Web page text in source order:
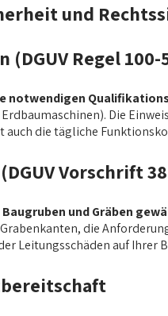
und
Regel 100-
notwendigen
Die
auch die tägliche
Vorschrift
und Gräben
die
Leitungsschäden auf Ihrer